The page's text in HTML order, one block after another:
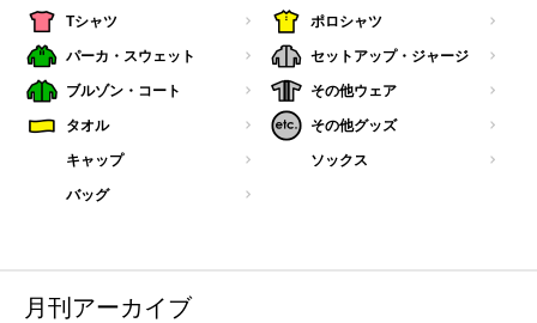
Tシャツ ポロシャツ
パーカ・スウェット セットアップ・ジャージ
ブルゾン・コート その他ウェア
タオル その他グッズ
キャップ ソックス
バッグ
月刊アーカイブ